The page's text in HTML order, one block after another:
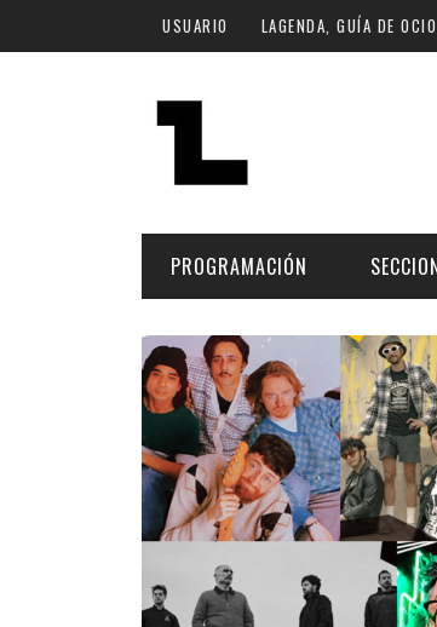
Pasar al contenido principal
USUARIO LAGENDA, GUÍA DE
PROGRAMACIÓN
FECHA
Hoy
Plan Finde
MÚSICA
CULTURA
INFANTIL